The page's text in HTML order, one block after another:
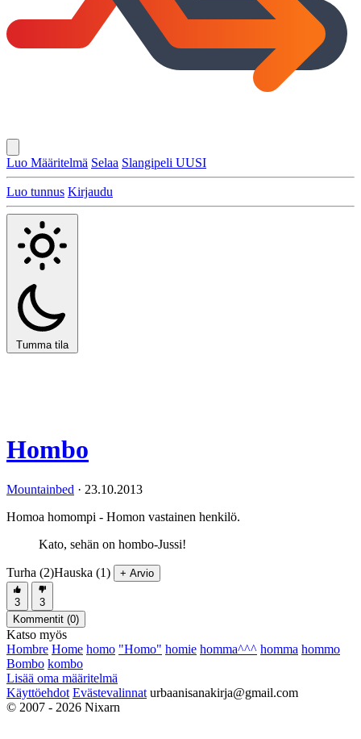
Luo Määritelmä Selaa Slangipeli UUSI
Luo tunnus Kirjaudu
Tumma tila
Hombo
Mountainbed · 23.10.2013
Homoa homompi - Homon vastainen henkilö.
Kato, sehän on hombo-Jussi!
Turha (2)Hauska (1) + Arvio
3
3
Kommentit (0)
Katso myös
Hombre Home homo "Homo" homie homma^^^ homma hommo
Bombo kombo
Lisää oma määritelmä
Käyttöehdot Evästevalinnat urbaanisanakirja@gmail.com
© 2007 - 2026 Nixarn